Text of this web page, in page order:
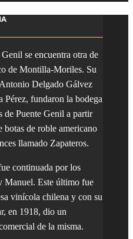
se encuentra otra de
de Montilla-Moriles. Su
Delgado Gálvez
Pérez, fundaron la bodega
de Puente Genil a partir
botas de roble americano
llamado Zapateros.
continuada por los
Manuel. Este último fue
vinícola chilena y con su
en 1918, dio un
de la misma.